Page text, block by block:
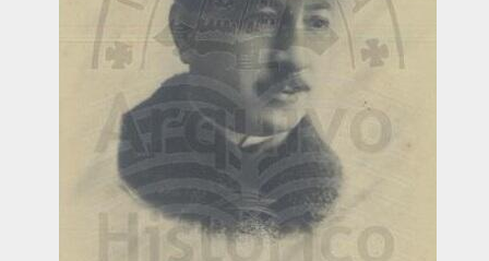
[Documento simples] 017 - António Ferreira Fiandor com condecoração,
[Documento simples] 018 - António Ferreira Fiandor e esposa, [c. 1950]
[Documento simples] 019 - António Ferreira Fiandor com veste litúrgica, [c.
[Documento simples] 020 - António Ferreira Fiandor e esposa, [c. 1950]
[Documento simples] 021 - António Ferreira Fiandor à porta do chalé da
[Documento simples] 022 - António Ferreira Fiandor e o reverendo Agostinho
[Documento simples] 023 - António Ferreira Fiandor com 75 anos, 1959-10-11
[Documento simples] 024 - António Ferreira Fiandor, [c. 1960]
[Documento simples] 025 - António Ferreira Fiandor, [c. 1960]
[Documento simples] 026 - António Ferreira Fiandor, [c. 1960]